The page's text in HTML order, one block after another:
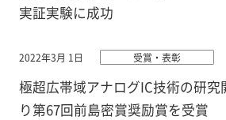
実証実験に成功
2022年3月 1日 受賞・表彰
極超広帯域アナログIC技術の研究
り第67回前島密賞奨励賞を受賞